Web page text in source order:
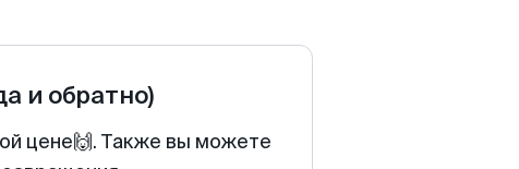
и обратно)
цене🙌. Также вы можете